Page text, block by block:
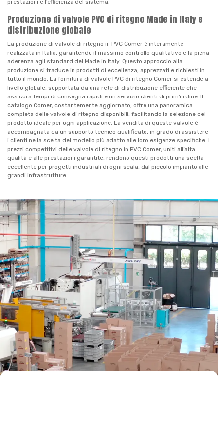
prestazioni e l’efficienza del sistema.
Produzione di valvole PVC di ritegno Made in Italy e
distribuzione globale
La produzione di valvole di ritegno in PVC Comer è interamente
realizzata in Italia, garantendo il massimo controllo qualitativo e la piena
aderenza agli standard del Made in Italy. Questo approccio alla
produzione si traduce in prodotti di eccellenza, apprezzati e richiesti in
tutto il mondo. La fornitura di valvole PVC di ritegno Comer si estende a
livello globale, supportata da una rete di distribuzione efficiente che
assicura tempi di consegna rapidi e un servizio clienti di prim’ordine. Il
catalogo Comer, costantemente aggiornato, offre una panoramica
completa delle valvole di ritegno disponibili, facilitando la selezione del
prodotto ideale per ogni applicazione. La vendita di queste valvole è
accompagnata da un supporto tecnico qualificato, in grado di assistere
i clienti nella scelta del modello più adatto alle loro esigenze specifiche. I
prezzi competitivi delle valvole di ritegno in PVC Comer, uniti all’alta
qualità e alle prestazioni garantite, rendono questi prodotti una scelta
eccellente per progetti industriali di ogni scala, dal piccolo impianto alle
grandi infrastrutture.